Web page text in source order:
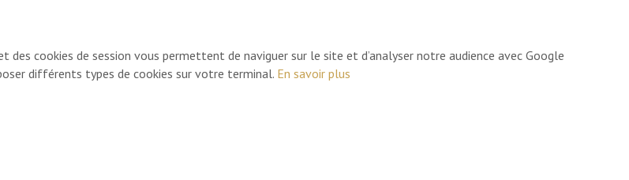
cookies de session vous permettent de naviguer sur le site et d’analyser notre audience avec Google
différents types de cookies sur votre terminal. En savoir plus